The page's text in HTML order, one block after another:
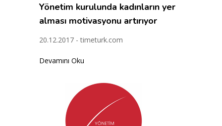
Yönetim kurulunda kadınların yer
alması motivasyonu artırıyor
20.12.2017 - timeturk.com
Devamını Oku